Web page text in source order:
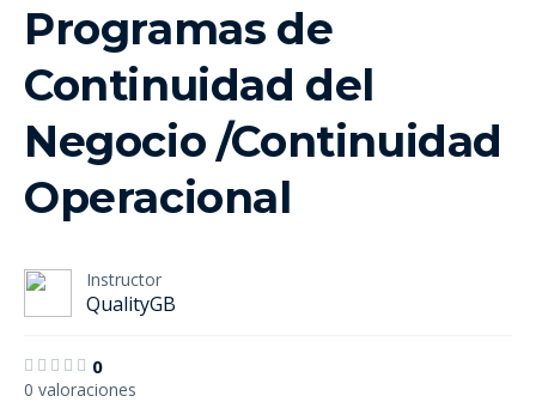
Programas de
Continuidad del
Negocio /Continuidad
Operacional
Instructor
QualityGB
0
0 valoraciones